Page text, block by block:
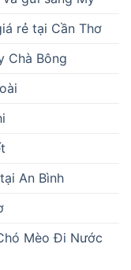
rẻ tại Cần Thơ
Chà Bông
An Bình
Mèo Đi Nước